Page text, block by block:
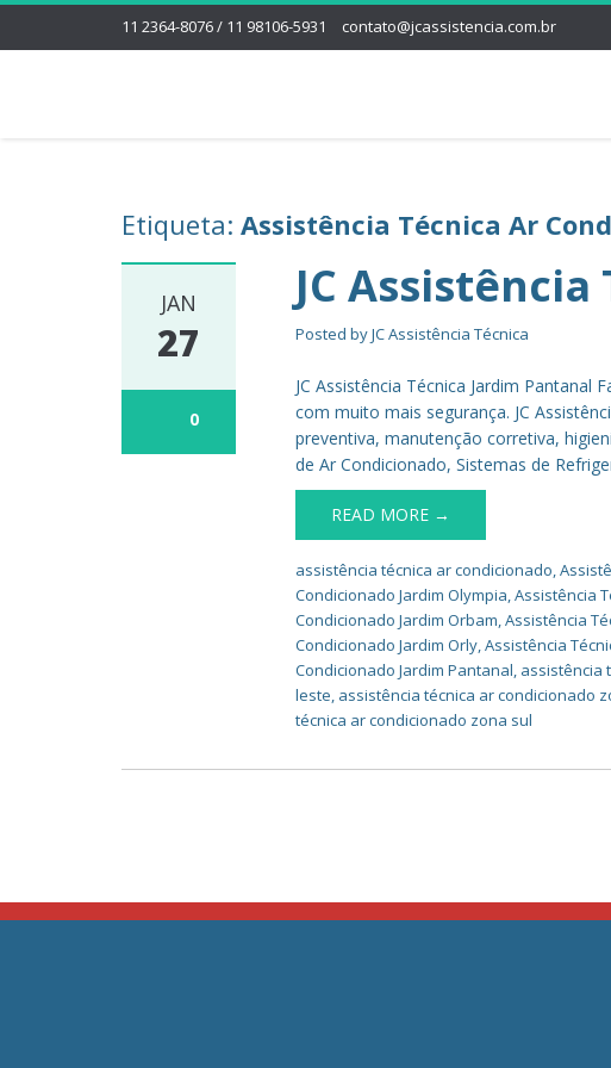
11 2364-8076 / 11 98106-5931 contato@jcassistencia.com.br
Etiqueta: Assistência Técnica Ar
JAN
27
0
JC
Posted byJC Assistência Técnica
JC Assistência Técnica Jardim Pantanal
com muito mais segurança. JC
preventiva, manutenção corretiva,
de Ar Condicionado, Sistemas de
READ MORE →
assistência técnica ar condicionado,
Condicionado Jardim Olympia,Assistência
Condicionado Jardim Orbam,Assistência
Condicionado Jardim Orly,Assistência
Condicionado Jardim Pantanal, assistência
leste, assistência técnica ar condicionado
técnica ar condicionado zona sul